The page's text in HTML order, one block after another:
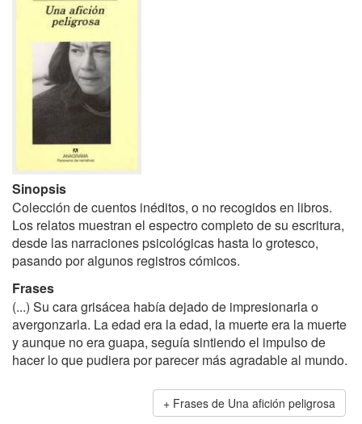
Sinopsis
Colección de cuentos inéditos, o no recogidos en libros.
Los relatos muestran el espectro completo de su escritura,
desde las narraciones psicológicas hasta lo grotesco,
pasando por algunos registros cómicos.
Frases
(...) Su cara grisácea había dejado de impresionarla o
avergonzarla. La edad era la edad, la muerte era la muerte
y aunque no era guapa, seguía sintiendo el impulso de
hacer lo que pudiera por parecer más agradable al mundo.
Frases de Una afición peligrosa